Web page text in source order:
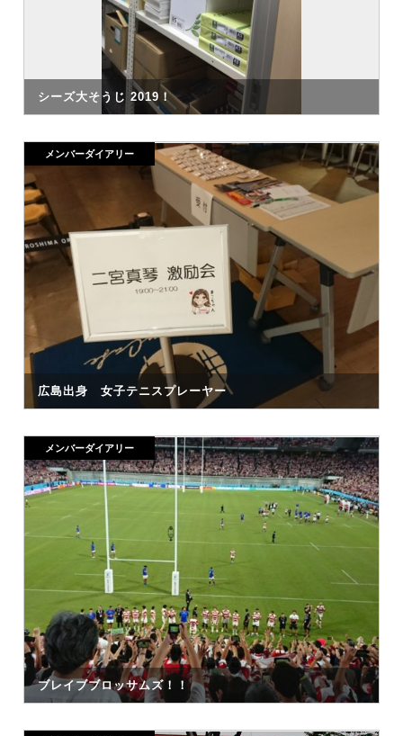
シーズ大そうじ 2019！
メンバーダイアリー
広島出身 女子テニスプレーヤー
メンバーダイアリー
ブレイブブロッサムズ！！